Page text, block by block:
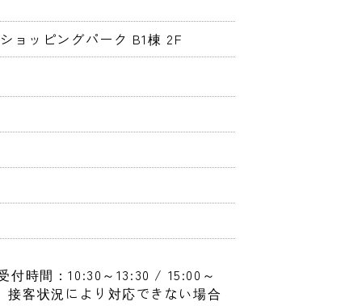
ョッピングパーク B1棟 2F
時間：10:30～13:30 / 15:00～
客状況により対応できない場合